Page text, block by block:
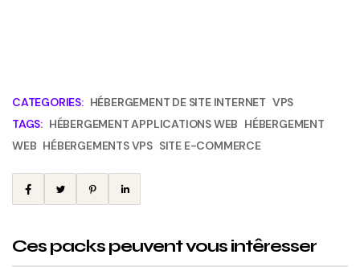
CATEGORIES: HÉBERGEMENT DE SITE INTERNET VPS
TAGS: HÉBERGEMENT APPLICATIONS WEB HÉBERGEMENT
WEB HÉBERGEMENTS VPS SITE E-COMMERCE
Ces packs peuvent vous intêresser